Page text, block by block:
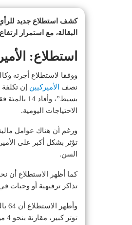
كشف استطلاع جديد للرأي
البقالة، مع استمرار
استطلاع:
ووفقا لاستطلاع أجرته
نصف
الأميركيين
بسيط”،
الاحتياجات اليومية.
ورغم أن هناك عوامل
تؤثر بشكل أكبر على
السن.
تذاكر ترفيهية أو وجبات
وأظهر الاستطلاع أن 64 بالمئة من الأميركيين ذوي الدخل المنخفض (أقل من 30 ألف دولار سنويا) يعتبرون